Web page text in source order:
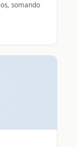
somando